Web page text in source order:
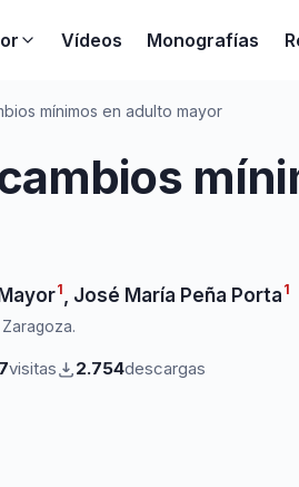
Vídeos Monografías
mínimos en adulto mayor
1 José María Peña Porta 1
visitas 2.754descargas